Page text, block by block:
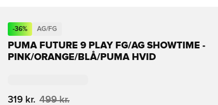
-36% AG/FG
PUMA FUTURE 9 PLAY FG/AG SHOWTIME -
PINK/ORANGE/BLÅ/PUMA HVID
319 kr. 499 kr.